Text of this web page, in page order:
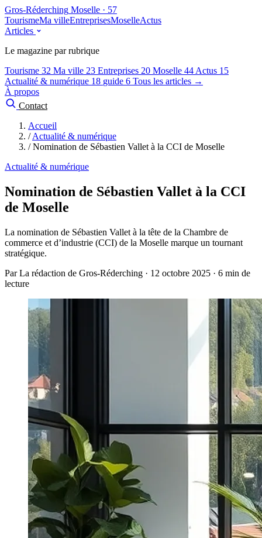
Gros-Réderching Moselle · 57
TourismeMa villeEntreprisesMoselleActus
Articles
Le magazine par rubrique
Tourisme 32 Ma ville 23 Entreprises 20 Moselle 44 Actus 15
Actualité & numérique 18 guide 6 Tous les articles →
À propos
Contact
Accueil
/ Actualité & numérique
/ Nomination de Sébastien Vallet à la CCI de Moselle
Actualité & numérique
Nomination de Sébastien Vallet à la CCI
de Moselle
La nomination de Sébastien Vallet à la tête de la Chambre de
commerce et d’industrie (CCI) de la Moselle marque un tournant
stratégique.
Par La rédaction de Gros-Réderching · 12 octobre 2025 · 6 min de
lecture